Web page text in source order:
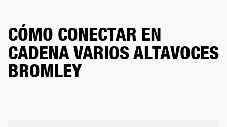
CÓMO CONECTAR EN
CADENA VARIOS ALTAVOCES
BROMLEY